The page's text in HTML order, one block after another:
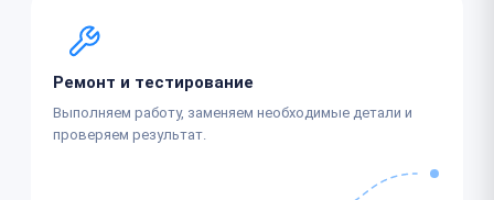
Ремонт и тестирование
Выполняем работу, заменяем необходимые детали и
проверяем результат.